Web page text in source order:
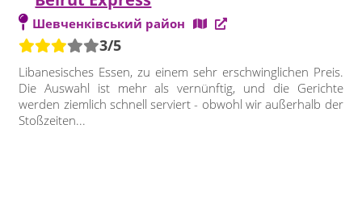
Шевченківський район
3/5
Libanesisches Essen, zu einem sehr erschwinglichen Preis.
Die Auswahl ist mehr als vernünftig, und die Gerichte
werden ziemlich schnell serviert - obwohl wir außerhalb der
Stoßzeiten...